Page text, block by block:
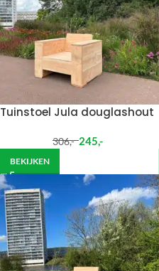
Tuinstoel Jula douglashout
306,- 245,-
BEKIJKEN